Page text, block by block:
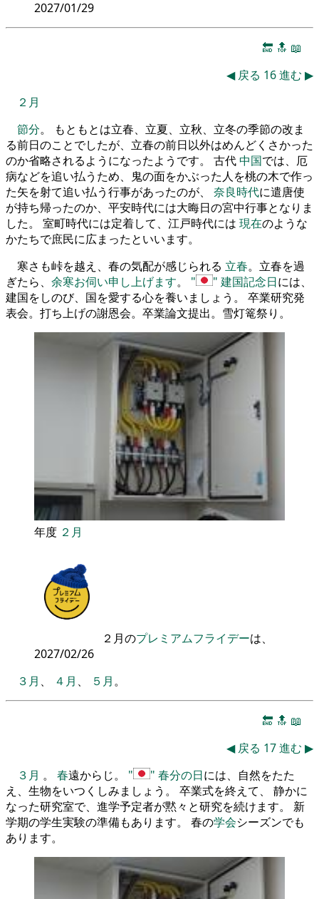
2027/01/29
🔚 🔝 📖
◀ 戻る 16進む ▶
２月
節分。 もともとは立春、立夏、立秋、立冬の季節の改ま
る前日のことでしたが、立春の前日以外はめんどくさかった
のか省略されるようになったようです。 古代中国では、厄
病などを追い払うため、鬼の面をかぶった人を桃の木で作っ
た矢を射て追い払う行事があったのが、 奈良時代に遣唐使
が持ち帰ったのか、平安時代には大晦日の宮中行事となりま
した。 室町時代には定着して、江戸時代には 現在のような
かたちで庶民に広まったといいます。
寒さも峠を越え、春の気配が感じられる 立春。立春を過
ぎたら、 余寒お伺い申し上げます。 建国記念日には、
建国をしのび、国を愛する心を養いましょう。 卒業研究発
表会。打ち上げの謝恩会。卒業論文提出。雪灯篭祭り。
年度 ２月
２月のプレミアムフライデーは、
2027/02/26
３月 、 ４月 、 ５月。
🔚 🔝 📖
◀ 戻る 17進む ▶
３月 。 春遠からじ。 春分の日には、自然をたた
え、生物をいつくしみましょう。 卒業式を終えて、 静かに
なった研究室で、進学予定者が黙々と研究を続けます。 新
学期の学生実験の準備もあります。 春の学会シーズンでも
あります。